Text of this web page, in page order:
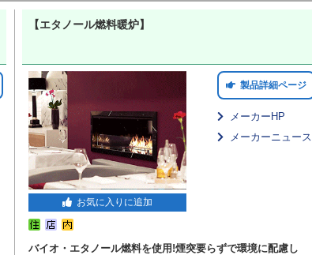
【エタノール燃料暖炉】
お気に入りに追加
製品詳細ページ
メーカーHP
メーカーニュース
バイオ・エタノール燃料を使用!煙突要らずで環境に配慮し